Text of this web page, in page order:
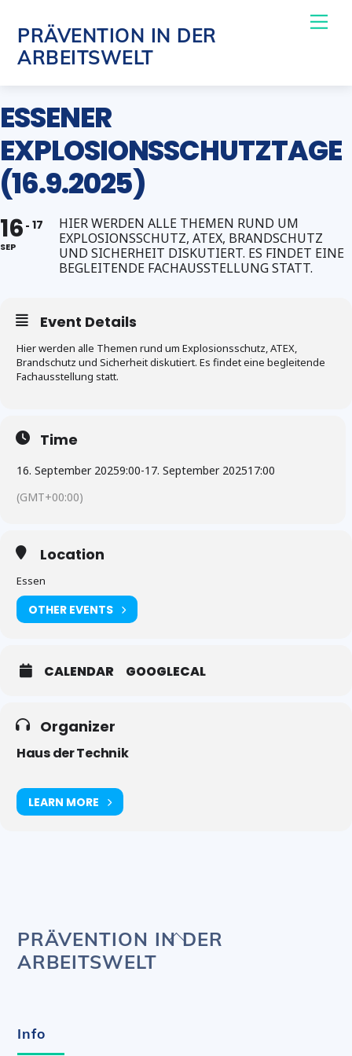
content
PRÄVENTION IN DER
ARBEITSWELT
ESSENER
EXPLOSIONSSCHUTZTAGE
(16.9.2025)
16
SEP
17
HIER WERDEN ALLE THEMEN RUND UM
EXPLOSIONSSCHUTZ, ATEX, BRANDSCHUTZ
UND SICHERHEIT DISKUTIERT. ES FINDET EINE
BEGLEITENDE FACHAUSSTELLUNG STATT.
Event Details
Hier werden alle Themen rund um Explosionsschutz, ATEX,
Brandschutz und Sicherheit diskutiert. Es findet eine begleitende
Fachausstellung statt.
Time
16. September 20259:00-17. September 202517:00
(GMT+00:00)
Location
Essen
OTHER EVENTS
CALENDAR GOOGLECAL
Organizer
Haus der Technik
LEARN MORE
Back
PRÄVENTION IN DER
ARBEITSWELT
Info